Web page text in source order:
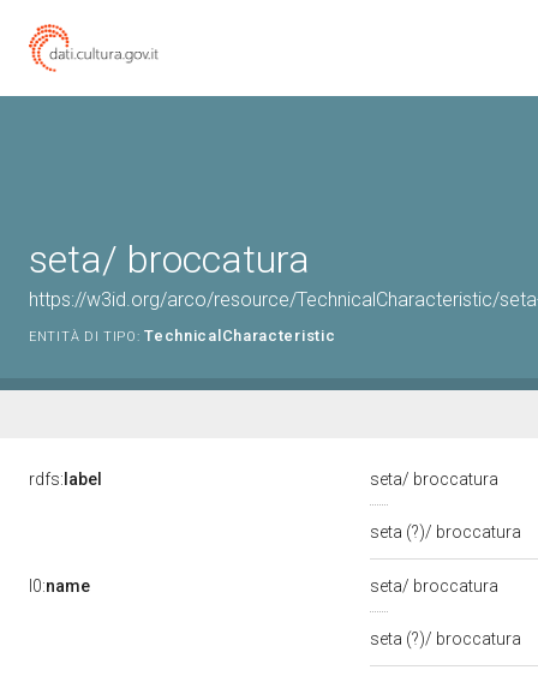
seta/ broccatura
https://w3id.org/arco/resource/TechnicalCharacteristic/
ENTITÀ DI TIPO: TechnicalCharacteristic
rdfs: label seta/ broccatura
seta (?)/ broccatura
l0:name seta/ broccatura
seta (?)/ broccatura